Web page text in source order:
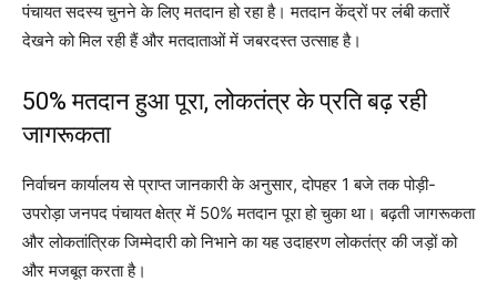
पंचायत सदस्य चुनने के लिए मतदान हो रहा है। मतदान केंद्रों पर लंबी कतारें
देखने को मिल रही हैं और मतदाताओं में जबरदस्त उत्साह है।
50% मतदान हुआ पूरा, लोकतंत्र के प्रति बढ़ रही
जागरूकता
निर्वाचन कार्यालय से प्राप्त जानकारी के अनुसार, दोपहर 1 बजे तक पोड़ी-
उपरोड़ा जनपद पंचायत क्षेत्र में 50% मतदान पूरा हो चुका था। बढ़ती जागरूकता
और लोकतांत्रिक जिम्मेदारी को निभाने का यह उदाहरण लोकतंत्र की जड़ों को
और मजबूत करता है।